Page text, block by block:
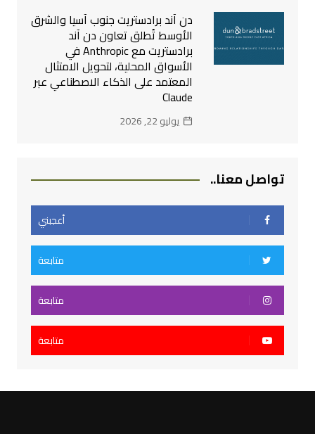
دن آند برادستريت جنوب آسيا والشرق
الأوسط تُطلق تعاون دن آند
برادستريت مع Anthropic في
الأسواق المحلية، لتحويل الامتثال
المعتمد على الذكاء الاصطناعي عبر
Claude
يوليو 22, 2026
تواصل معنا..
أعجبني
متابعة
متابعة
متابعة